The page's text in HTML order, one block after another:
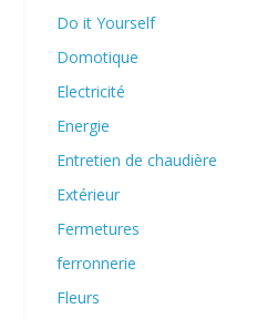
Do it Yourself
Domotique
Electricité
Energie
Entretien de chaudière
Extérieur
Fermetures
ferronnerie
Fleurs